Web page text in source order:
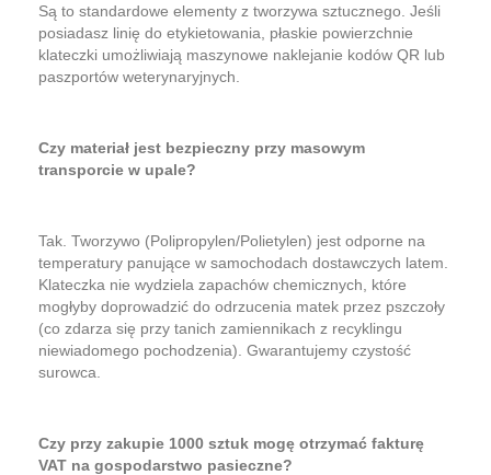
Są to standardowe elementy z tworzywa sztucznego. Jeśli
posiadasz linię do etykietowania, płaskie powierzchnie
klateczki umożliwiają maszynowe naklejanie kodów QR lub
paszportów weterynaryjnych.
Czy materiał jest bezpieczny przy masowym
transporcie w upale?
Tak. Tworzywo (Polipropylen/Polietylen) jest odporne na
temperatury panujące w samochodach dostawczych latem.
Klateczka nie wydziela zapachów chemicznych, które
mogłyby doprowadzić do odrzucenia matek przez pszczoły
(co zdarza się przy tanich zamiennikach z recyklingu
niewiadomego pochodzenia). Gwarantujemy czystość
surowca.
Czy przy zakupie 1000 sztuk mogę otrzymać fakturę
VAT na gospodarstwo pasieczne?